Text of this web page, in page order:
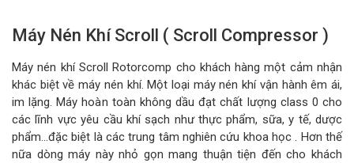
Máy Nén Khí Scroll ( Scroll Compressor )
Máy nén khí Scroll Rotorcomp cho khách hàng một cảm nhận
khác biệt về máy nén khí. Một loại máy nén khí vận hành êm ái,
im lặng. Máy hoàn toàn không dầu đạt chất lượng class 0 cho
các lĩnh vực yêu cầu khí sạch như thực phẩm, sữa, y tế, dược
phẩm…đặc biệt là các trung tâm nghiên cứu khoa học . Hơn thế
nữa dòng máy này nhỏ gọn mang thuận tiện đến cho khách